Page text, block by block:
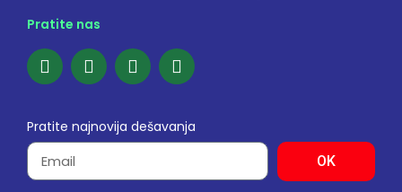
Pratite nas
Pratite najnovija dešavanja
OK